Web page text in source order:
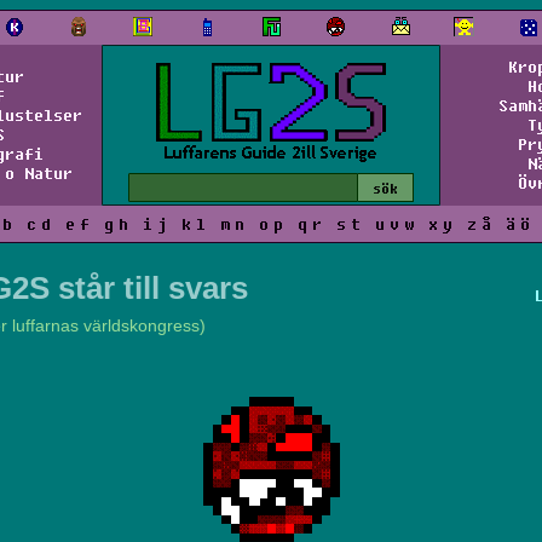
Natur
b c d e f g h i j k l m n o p q r s t u v w x y z å ä ö
står till svars
luffarnas världskongress)